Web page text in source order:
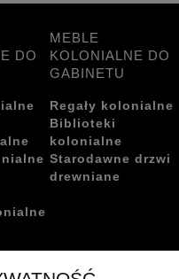
DO
MEBLE
KOLONIALNE DO
GABINETU
Regały kolonialne
Biblioteki
kolonialne
Starodawne drzwi
drewniane